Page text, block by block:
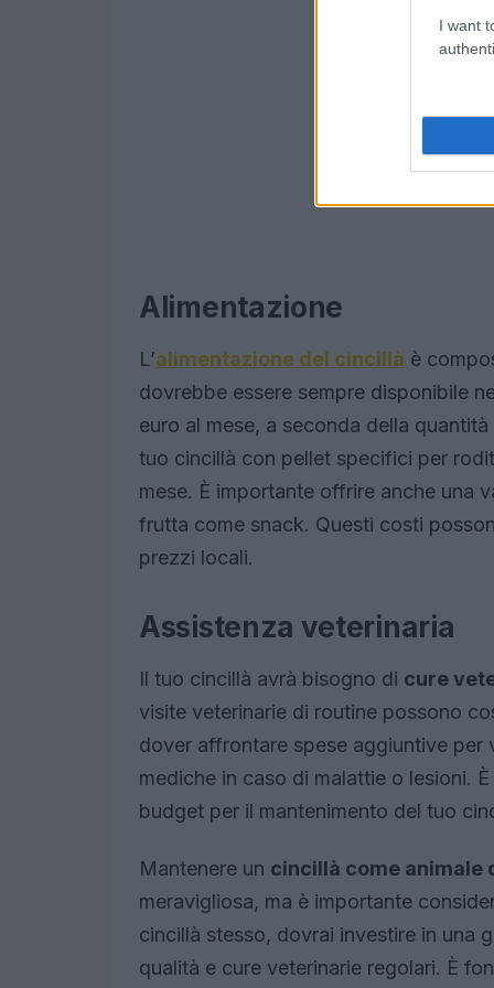
I want
Alimentazione
L’alimentazione del cincillà è
dovrebbe essere sempre disponibile
euro al mese, a seconda della
tuo cincillà con pellet specifici per
mese. È importante offrire anche una
frutta come snack. Questi costi
prezzi locali.
Assistenza veterinaria
Il tuo cincillà avrà bisogno di cure
visite veterinarie di routine possono
dover affrontare spese aggiuntive per
mediche in caso di malattie o lesioni.
budget per il mantenimento del tuo
Mantenere un cincillà come animale
meravigliosa, ma è importante
cincillà stesso, dovrai investire in una
qualità e cure veterinarie regolari. È